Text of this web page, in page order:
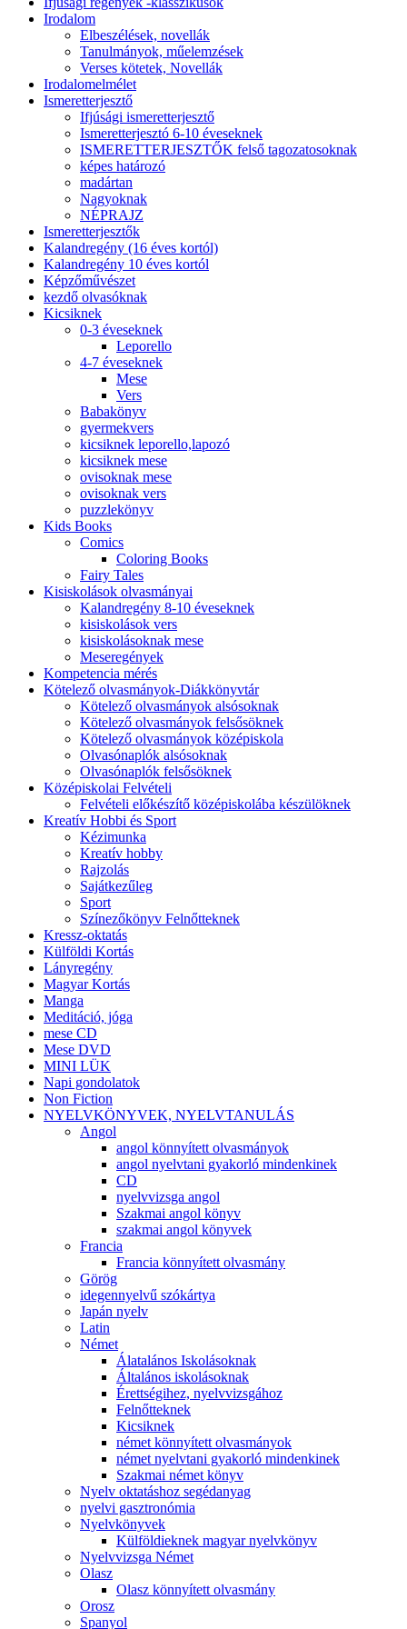
Irodalom
Elbeszélések, novellák
Tanulmányok, műelemzések
Verses kötetek, Novellák
Irodalomelmélet
Ismeretterjesztő
Ifjúsági ismeretterjesztő
Ismeretterjesztó 6-10 éveseknek
ISMERETTERJESZTŐK felső tagozatosoknak
képes határozó
madártan
Nagyoknak
NÉPRAJZ
Ismeretterjesztők
Kalandregény (16 éves kortól)
Kalandregény 10 éves kortól
Képzőművészet
kezdő olvasóknak
Kicsiknek
0-3 éveseknek
Leporello
4-7 éveseknek
Mese
Vers
Babakönyv
gyermekvers
kicsiknek leporello,lapozó
kicsiknek mese
ovisoknak mese
ovisoknak vers
puzzlekönyv
Kids Books
Comics
Coloring Books
Fairy Tales
Kisiskolások olvasmányai
Kalandregény 8-10 éveseknek
kisiskolások vers
kisiskolásoknak mese
Meseregények
Kompetencia mérés
Kötelező olvasmányok-Diákkönyvtár
Kötelező olvasmányok alsósoknak
Kötelező olvasmányok felsősöknek
Kötelező olvasmányok középiskola
Olvasónaplók alsósoknak
Olvasónaplók felsősöknek
Középiskolai Felvételi
Felvételi előkészítő középiskolába készülöknek
Kreatív Hobbi és Sport
Kézimunka
Kreatív hobby
Rajzolás
Sajátkezűleg
Sport
Színezőkönyv Felnőtteknek
Kressz-oktatás
Külföldi Kortás
Lányregény
Magyar Kortás
Manga
Meditáció, jóga
mese CD
Mese DVD
MINI LÜK
Napi gondolatok
Non Fiction
NYELVKÖNYVEK, NYELVTANULÁS
Angol
angol könnyített olvasmányok
angol nyelvtani gyakorló mindenkinek
CD
nyelvvizsga angol
Szakmai angol könyv
szakmai angol könyvek
Francia
Francia könnyített olvasmány
Görög
idegennyelvű szókártya
Japán nyelv
Latin
Német
Álatalános Iskolásoknak
Általános iskolásoknak
Érettségihez, nyelvvizsgához
Felnőtteknek
Kicsiknek
német könnyített olvasmányok
német nyelvtani gyakorló mindenkinek
Szakmai német könyv
Nyelv oktatáshoz segédanyag
nyelvi gasztronómia
Nyelvkönyvek
Külföldieknek magyar nyelvkönyv
Nyelvvizsga Német
Olasz
Olasz könnyített olvasmány
Orosz
Spanyol